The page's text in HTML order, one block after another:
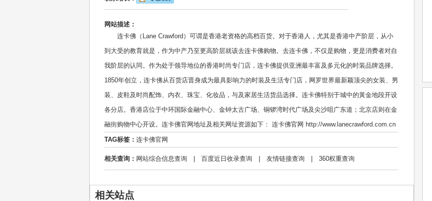
网站描述：
连卡佛（Lane Crawford）可谓是香港老资格的高档百货。对于香港人，尤其是香港中产阶层，从小
到大受的教育就是，作为中产乃至更高阶层就该去连卡佛购物。去连卡佛，不仅是购物，更是消费者对自
我阶层的认同。作为处于领导地位的香港时尚专门店，连卡佛提供亚洲最丰富及多元化的时装品牌选择。
1850年创立，连卡佛从百货店晋身成为最具影响力的时装及生活专门店，网罗世界最新颖顶尖的女装、男
装、皮鞋及时尚配饰、内衣、珠宝、化妆品，与及家居生活货品选择。连卡佛特别于城中的黃金地段开设
各分店。香港店位于中环国际金融中心、金钟太古广场、铜锣湾时代广场及尖沙咀广东道；北京店则在金
融街购物中心开设。连卡佛官网地址及相关网址资源如下： 连卡佛官网 http://www.lanecrawford.com.cn
TAG标签： 连卡佛官网
相关查询： 网站综合信息查询 百度近日收录查询 友情链接查询 360权重查询
相关站点